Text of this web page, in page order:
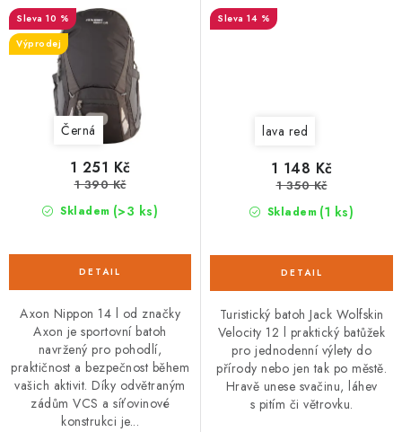
10 %
Výprodej
Černá
Skladem (>3 ks)
1 251 Kč
1 390 Kč
Axon Nippon 14 l od značky
Axon je sportovní batoh
navržený pro pohodlí,
praktičnost a bezpečnost během
vašich aktivit. Díky odvětraným
zádům VCS a síťovinové
konstrukci je...
14 %
lava red
Skladem (1 ks)
1 148 Kč
1 350 Kč
Turistický batoh Jack Wolfskin
Velocity 12 l praktický batůžek
pro jednodenní výlety do
přírody nebo jen tak po městě.
Hravě unese svačinu, láhev
s pitím či větrovku.